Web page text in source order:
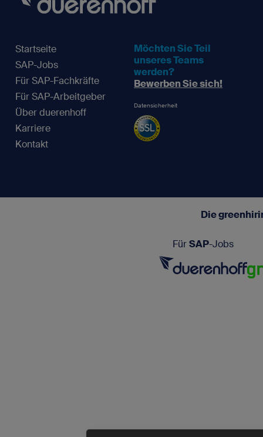
Startseite
SAP-Jobs
Für SAP-Fachkräfte
Für SAP-Arbeitgeber
Über duerenhoff
Karriere
Kontakt
Möchten Sie Teil
unseres Teams
werden?
Bewerben Sie sich!
Datensicherheit
Die
FürSAP-Jobs